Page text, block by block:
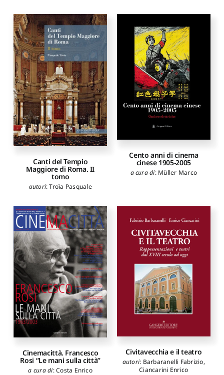
Canti del Tempio
Maggiore di Roma. II
tomo
autori:Troìa Pasquale
Cento anni di cinema
cinese 1905-2005
a cura di: Müller Marco
Cinemacittà. Francesco
Rosi “Le mani sulla città”
a cura di:Costa Enrico
Civitavecchia e il teatro
autori: Barbaranelli Fabrizio,
Ciancarini Enrico